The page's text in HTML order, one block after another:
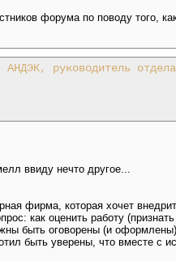
форума по поводу того,
АНДЭК, руководитель отдела
ввиду нечто другое...
фирма, которая хочет
как оценить работу
быть оговорены (и
быть уверены, что вместе с